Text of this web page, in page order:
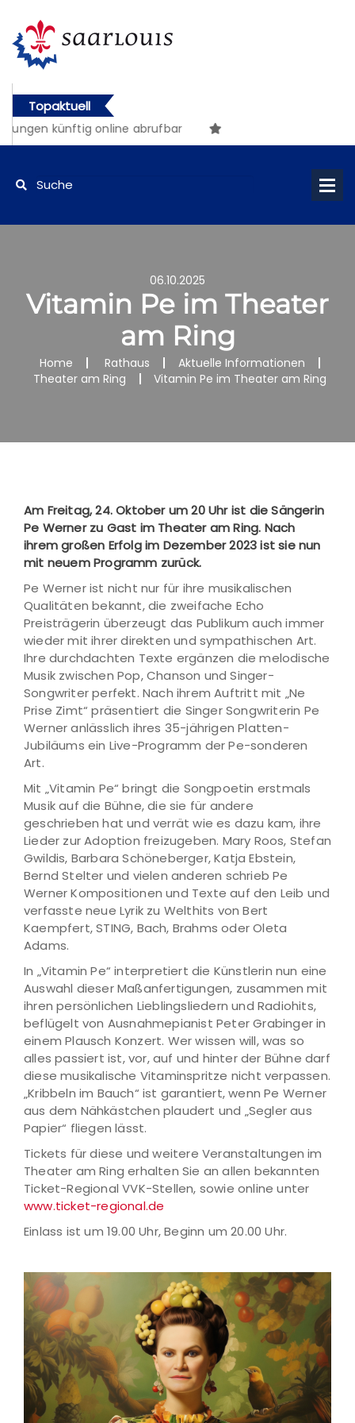
Topaktuell
künftig online abrufbar
06.10.2025
Vitamin Pe im Theater
am Ring
Home Rathaus
Aktuelle Informationen
Theater am Ring
Vitamin Pe im Theater am Ring
Am Freitag, 24. Oktober um 20 Uhr ist die Sängerin
Pe Werner zu Gast im Theater am Ring. Nach
ihrem großen Erfolg im Dezember 2023 ist sie nun
mit neuem Programm zurück.
Pe Werner ist nicht nur für ihre musikalischen
Qualitäten bekannt, die zweifache Echo
Preisträgerin überzeugt das Publikum auch immer
wieder mit ihrer direkten und sympathischen Art.
Ihre durchdachten Texte ergänzen die melodische
Musik zwischen Pop, Chanson und Singer-
Songwriter perfekt. Nach ihrem Auftritt mit „Ne
Prise Zimt“ präsentiert die Singer Songwriterin Pe
Werner anlässlich ihres 35-jährigen Platten-
Jubiläums ein Live-Programm der Pe-sonderen
Art.
Mit „Vitamin Pe“ bringt die Songpoetin erstmals
Musik auf die Bühne, die sie für andere
geschrieben hat und verrät wie es dazu kam, ihre
Lieder zur Adoption freizugeben. Mary Roos, Stefan
Gwildis, Barbara Schöneberger, Katja Ebstein,
Bernd Stelter und vielen anderen schrieb Pe
Werner Kompositionen und Texte auf den Leib und
verfasste neue Lyrik zu Welthits von Bert
Kaempfert, STING, Bach, Brahms oder Oleta
Adams.
In „Vitamin Pe“ interpretiert die Künstlerin nun eine
Auswahl dieser Maßanfertigungen, zusammen mit
ihren persönlichen Lieblingsliedern und Radiohits,
beflügelt von Ausnahmepianist Peter Grabinger in
einem Plausch Konzert. Wer wissen will, was so
alles passiert ist, vor, auf und hinter der Bühne darf
diese musikalische Vitaminspritze nicht verpassen.
„Kribbeln im Bauch“ ist garantiert, wenn Pe Werner
aus dem Nähkästchen plaudert und „Segler aus
Papier“ fliegen lässt.
Tickets für diese und weitere Veranstaltungen im
Theater am Ring erhalten Sie an allen bekannten
Ticket-Regional VVK-Stellen, sowie online unter
www.ticket-regional.de
Einlass ist um 19.00 Uhr, Beginn um 20.00 Uhr.